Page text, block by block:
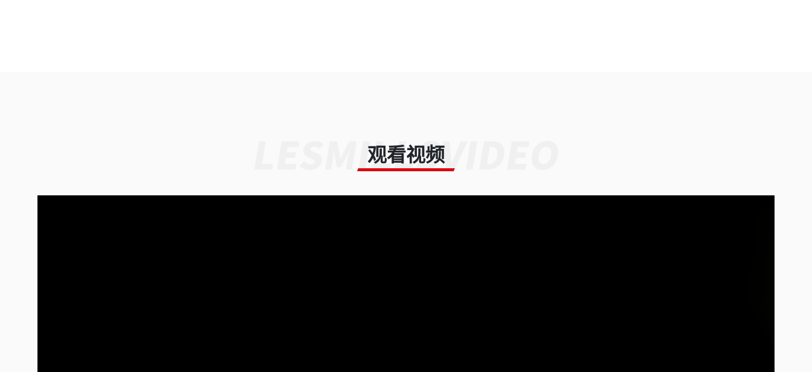
观看视频